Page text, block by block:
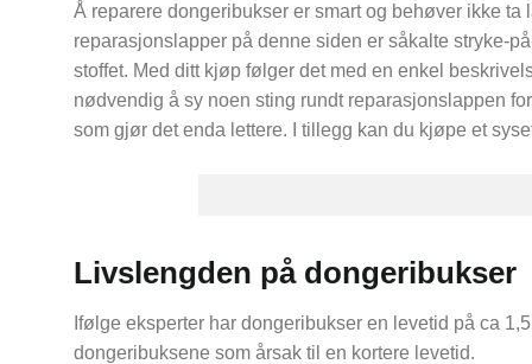
Å reparere dongeribukser er smart og behøver ikke
reparasjonslapper på denne siden er såkalte stryke-
stoffet. Med ditt kjøp følger det med en enkel
nødvendig å sy noen sting rundt reparasjonslappen
som gjør det enda lettere. I tillegg kan du kjøpe et
Livslengden på dongeribukser
Ifølge eksperter har dongeribukser en levetid på ca
dongeribuksene som årsak til en kortere levetid.